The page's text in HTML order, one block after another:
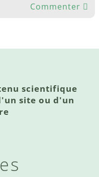
Commenter
scientifique
site ou d'un